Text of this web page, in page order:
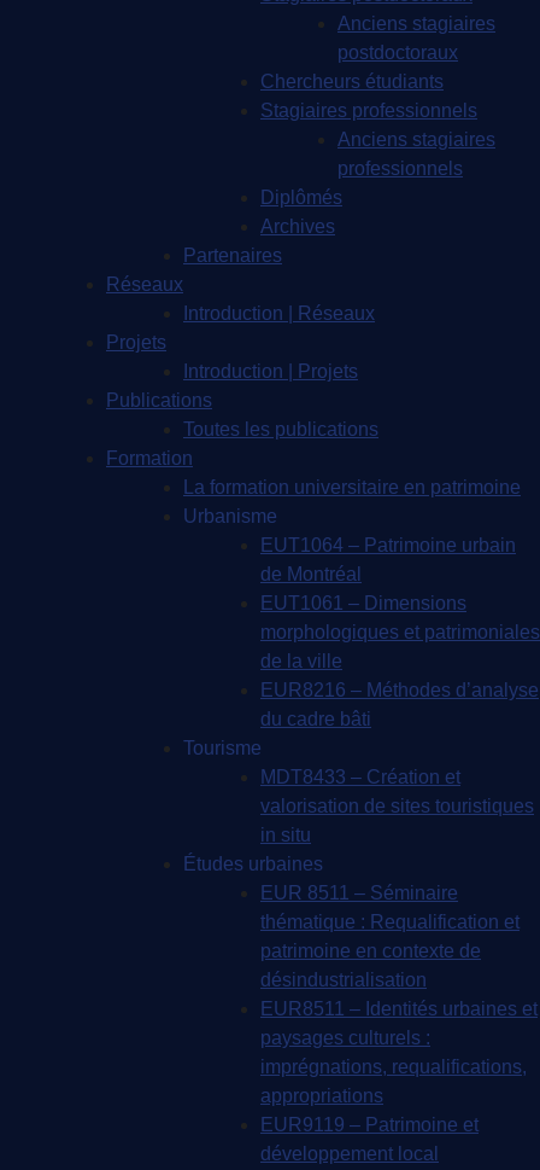
Anciens stagiaires
postdoctoraux
Chercheurs étudiants
Stagiaires professionnels
Anciens stagiaires
professionnels
Diplômés
Archives
Partenaires
Réseaux
Introduction | Réseaux
Projets
Introduction | Projets
Publications
Toutes les publications
Formation
La formation universitaire en patrimoine
Urbanisme
EUT1064 – Patrimoine urbain
de Montréal
EUT1061 – Dimensions
morphologiques et patrimoniales
de la ville
EUR8216 – Méthodes d’analyse
du cadre bâti
Tourisme
MDT8433 – Création et
valorisation de sites touristiques
in situ
Études urbaines
EUR 8511 – Séminaire
thématique : Requalification et
patrimoine en contexte de
désindustrialisation
EUR8511 – Identités urbaines et
paysages culturels :
imprégnations, requalifications,
appropriations
EUR9119 – Patrimoine et
développement local